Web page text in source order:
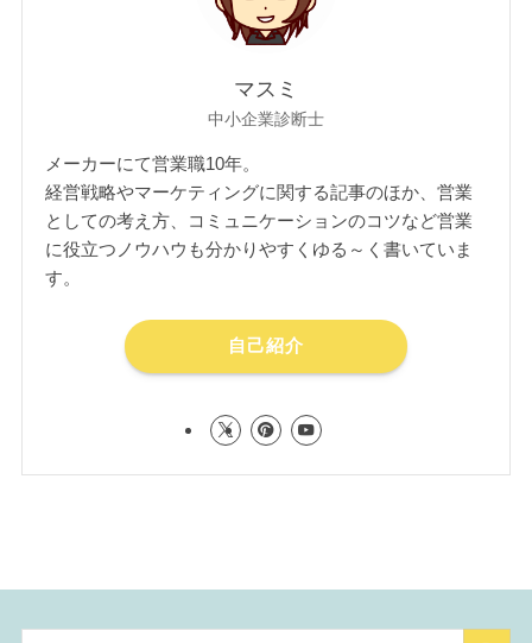
マスミ
中小企業診断士
メーカーにて営業職10年。
経営戦略やマーケティングに関する記事のほか、営業
としての考え方、コミュニケーションのコツなど営業
に役立つノウハウも分かりやすくゆる～く書いていま
す。
自己紹介